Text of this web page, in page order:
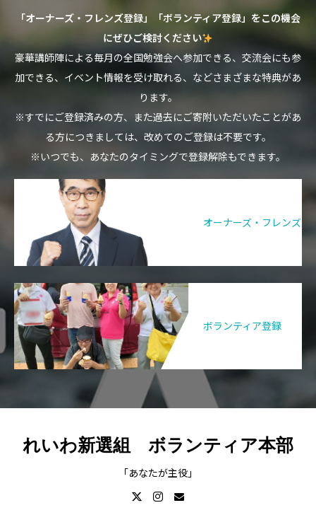
「オーナーズ・フレンズ登録」「ボランティア登録」をこの機会
にぜひご検討ください
豪華講師陣による毎月の全国勉強会へ参加できる、交流会にも参
加できる、イベント情報を受け取れる、などさまざまな特典があ
ります。
※すでにご登録済みの方、また過去にご寄附いただいたことがあ
る方につきましては、改めてのご登録は不要です。
※いつでも、あなたのタイミングで登録解除もできます。
オーナーズ・フレンズ
ボランティア登録
れいわ新選組 ボランティア本部
「あなたが主役」